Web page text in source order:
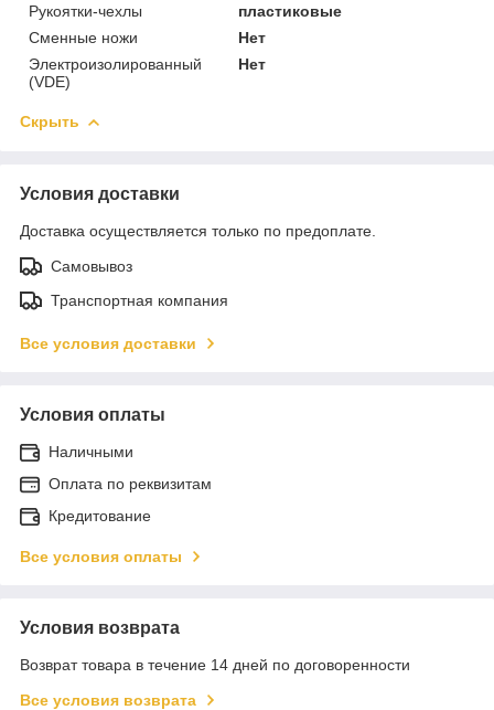
Рукоятки-чехлы
пластиковые
Сменные ножи
Нет
Электроизолированный
(VDE)
Нет
Скрыть
Условия доставки
Доставка осуществляется только по предоплате.
Самовывоз
Транспортная компания
Все условия доставки
Условия оплаты
Наличными
Оплата по реквизитам
Кредитование
Все условия оплаты
Условия возврата
Возврат товара в течение 14 дней по договоренности
Все условия возврата